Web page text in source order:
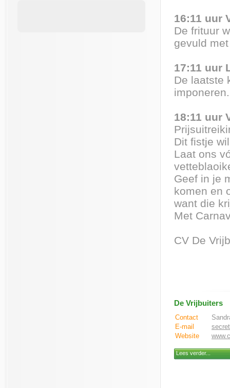
16:11 uur
De frituur
gevuld
17:11 uur
De laatste
18:11 uur
Dit fistje
Laat ons
Geef in je
komen en
want die
Met
CV De
De Vrijbuiters
Contact
E-mail
Website
Lees verder...